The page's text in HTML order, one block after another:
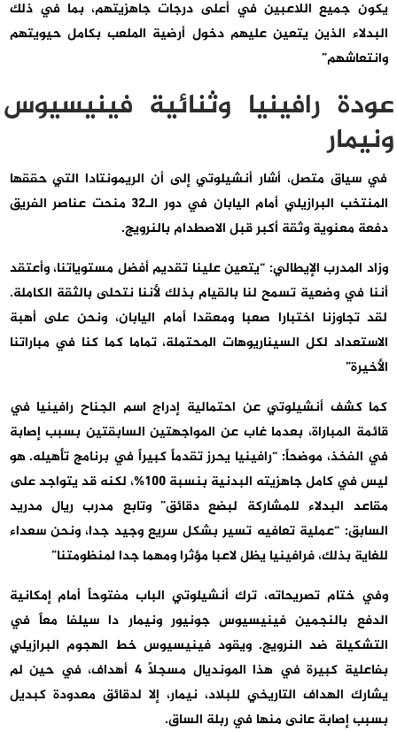
يكون جميع اللاعبين في أعلى درجات جاهزيتهم، بما في ذلك
البدلاء الذين يتعين عليهم دخول أرضية الملعب بكامل حيويتهم
وانتعاشهم”
عودة رافينيا وثنائية فينيسيوس
ونيمار
في سياق متصل، أشار أنشيلوتي إلى أن الريمونتادا التي حققها
المنتخب البرازيلي أمام اليابان في دور الـ32 منحت عناصر الفريق
دفعة معنوية وثقة أكبر قبل الاصطدام بالنرويج.
وزاد المدرب الإيطالي: “يتعين علينا تقديم أفضل مستوياتنا، وأعتقد
أننا في وضعية تسمح لنا بالقيام بذلك لأننا نتحلى بالثقة الكاملة.
لقد تجاوزنا اختبارا صعبا ومعقدا أمام اليابان، ونحن على أهبة
الاستعداد لكل السيناريوهات المحتملة، تماما كما كنا في مباراتنا
الأخيرة”
كما كشف أنشيلوتي عن احتمالية إدراج اسم الجناح رافينيا في
قائمة المباراة، بعدما غاب عن المواجهتين السابقتين بسبب إصابة
في الفخذ، موضحاً: “رافينيا يحرز تقدماً كبيراً في برنامج تأهيله. هو
ليس في كامل جاهزيته البدنية بنسبة 100%، لكنه قد يتواجد على
مقاعد البدلاء للمشاركة لبضع دقائق” وتابع مدرب ريال مدريد
السابق: “عملية تعافيه تسير بشكل سريع وجيد جدا، ونحن سعداء
للغاية بذلك، فرافينيا يظل لاعبا مؤثرا ومهما جدا لمنظومتنا”
وفي ختام تصريحاته، ترك أنشيلوتي الباب مفتوحاً أمام إمكانية
الدفع بالنجمين فينيسيوس جونيور ونيمار دا سيلفا معاً في
التشكيلة ضد النرويج. ويقود فينيسيوس خط الهجوم البرازيلي
بفاعلية كبيرة في هذا المونديال مسجلاً 4 أهداف، في حين لم
يشارك الهداف التاريخي للبلاد، نيمار، إلا لدقائق معدودة كبديل
بسبب إصابة عانى منها في ربلة الساق.